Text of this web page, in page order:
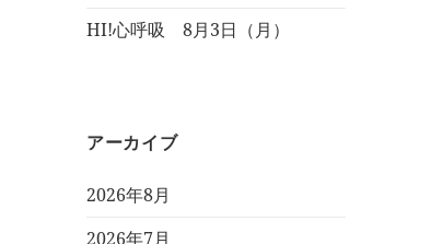
HI!心呼吸 8月3日（月）
アーカイブ
2026年8月
2026年7月